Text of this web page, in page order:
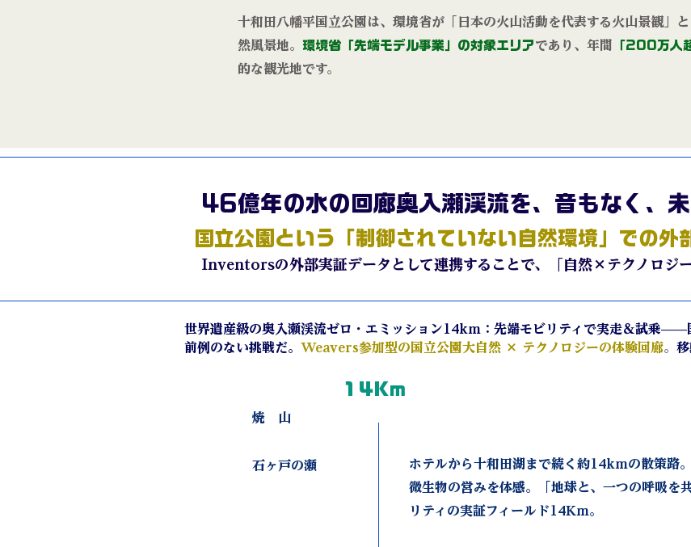
十和田八幡平国立公園は、環境省が「日本の火山活動を代表する火山景観」
然風景地。 環境省「先端モデル事業」の対象エリアであり、年間 「200万人
的な観光地です。
46億年の水の回廊奥入瀬渓流を、音もなく、未
国立公園という「制御されていない自然環境」での外
Inventorsの外部実証データとして連携することで、「自然×テクノロジー
世界遺産級の奥入瀬渓流ゼロ・エミッション14km：先端モビリティで実走＆試乗——
前例のない挑戦だ。 Weavers参加型の国立公園大自然 × テクノロジーの体験回廊。
​１４Km
​焼 山
​石ヶ戸の瀬
ホテルから十和田湖まで続く約14kmの散策路
微生物の営みを体感。「地球と、一つの呼吸
リティの実証フィールド14Km。